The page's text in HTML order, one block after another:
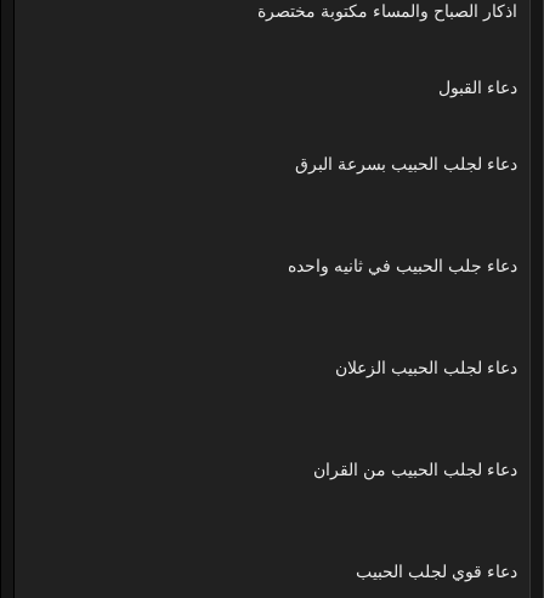
اذكار الصباح والمساء مكتوبة مختصرة
دعاء القبول
دعاء لجلب الحبيب بسرعة البرق
دعاء جلب الحبيب في ثانيه واحده
دعاء لجلب الحبيب الزعلان
دعاء لجلب الحبيب من القران
دعاء قوي لجلب الحبيب